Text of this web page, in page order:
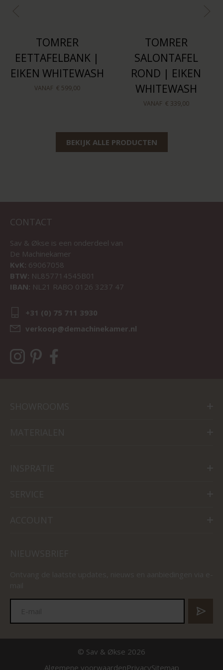
TOMRER
EETTAFELBANK |
EIKEN WHITEWASH
VANAF € 599,00
TOMRER
SALONTAFEL
ROND | EIKEN
WHITEWASH
VANAF € 339,00
BEKIJK ALLE PRODUCTEN
CONTACT
Sav & Økse is een onderdeel van
De Machinekamer
KvK: 69067058
BTW: NL857714545B01
IBAN: NL21 RABO 0126 3237 47
+31 (0) 75 711 3930
verkoop@demachinekamer.nl
© Sav & Økse 2026
Algemene voorwaardenPrivacySitemap